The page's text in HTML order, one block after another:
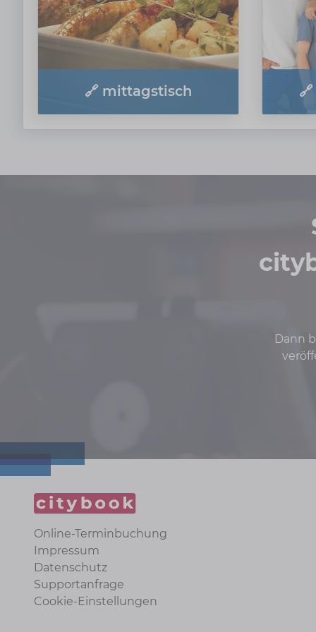
🔗 mittagstisch
Dann
Online-Terminbuchung
Impressum
Datenschutz
Supportanfrage
Cookie-Einstellungen